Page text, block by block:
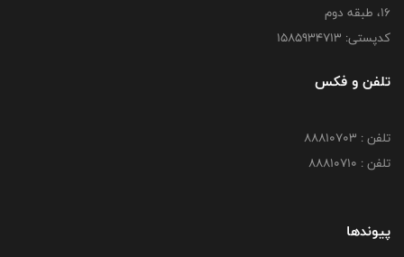
16، طبقه دوم
کدپستی: 1585934713
تلفن و فکس
تلفن : 88810703
تلفن : 88810710
پیوندها